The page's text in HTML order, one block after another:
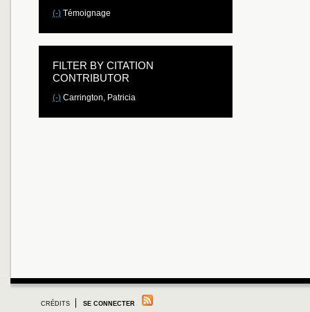
(-) Témoignage
FILTER BY CITATION
CONTRIBUTOR
(-) Carrington, Patricia
CRÉDITS SE CONNECTER